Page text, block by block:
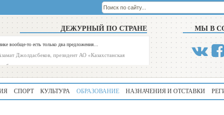
ДЕЖУРНЫЙ ПО СТРАНЕ
вообще-то есть только два предложения...
Джолдасбеков, президент АО «Казахстанская
биржа»
МЫ В
СПОРТ КУЛЬТУРА ОБРАЗОВАНИЕ НАЗНАЧЕНИЯ И ОТСТАВКИ